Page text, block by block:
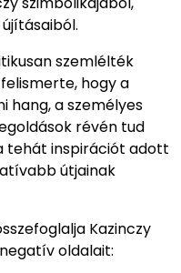
szemlélték
hogy a
hang, a személyes
révén tud
tehát inspirációt adott
útjainak
Kazinczy
oldalait: